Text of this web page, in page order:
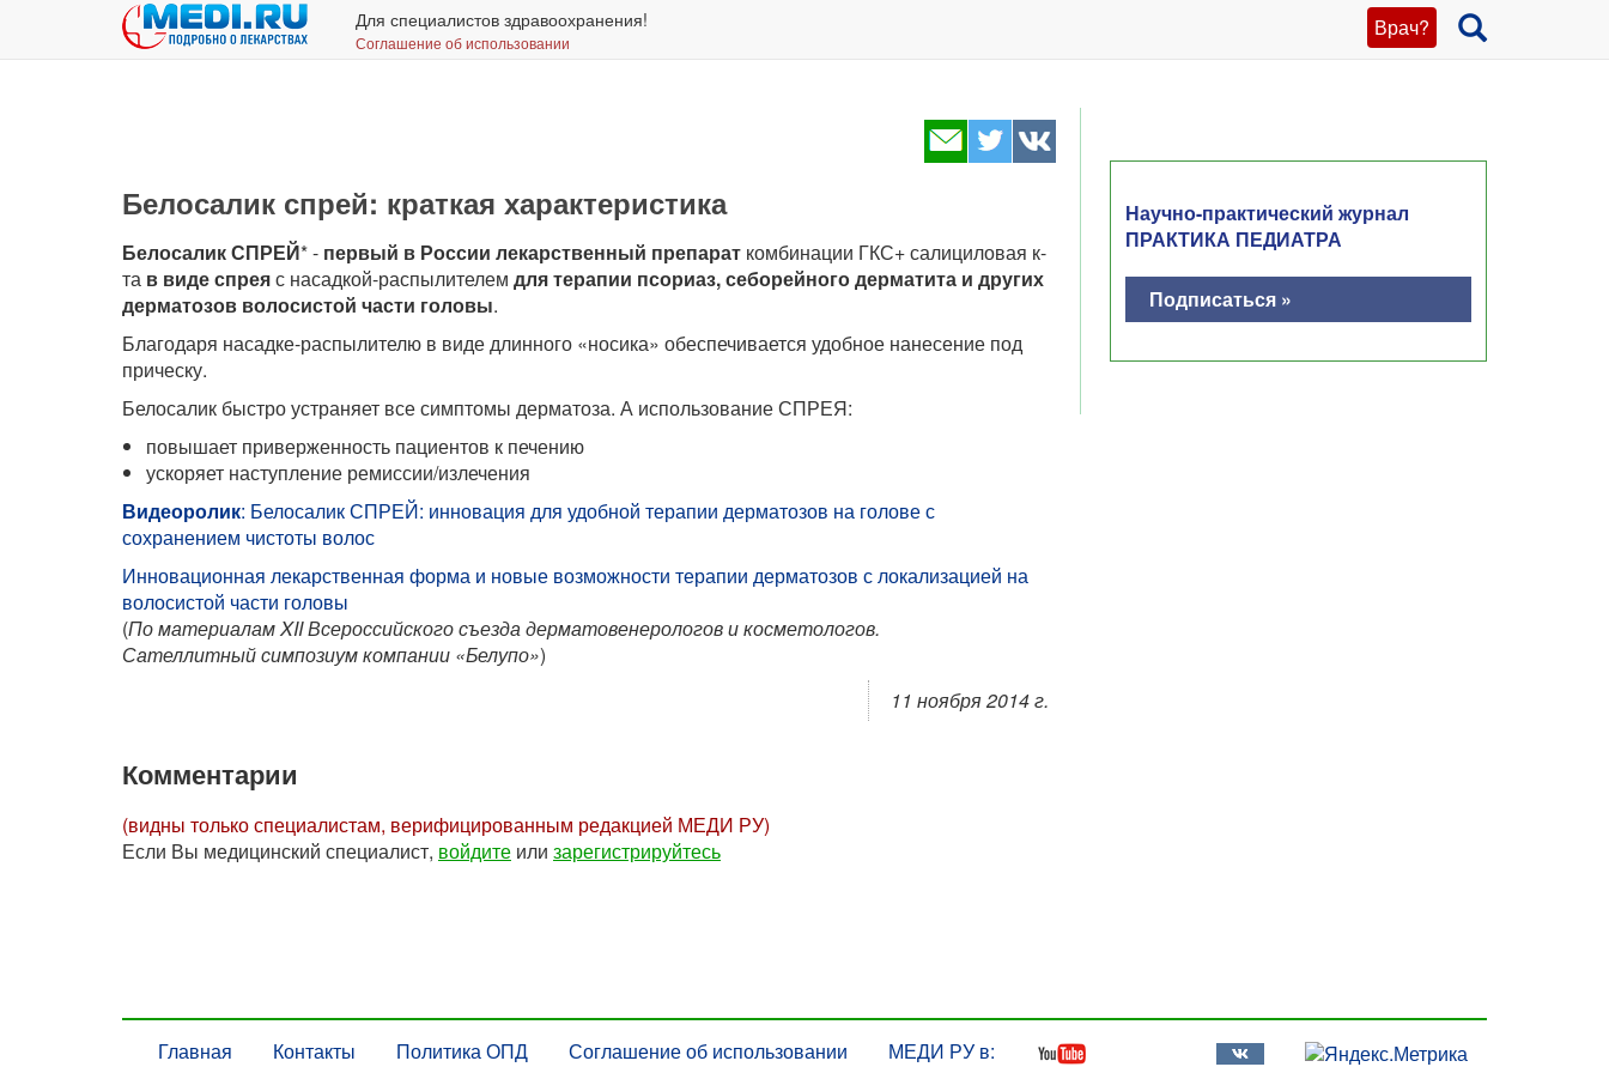
Врач?
Для специалистов здравоохранения!
Соглашение об использовании
Белосалик спрей: краткая характеристика
Белосалик СПРЕЙ* - первый в России лекарственный препарат комбинации ГКС+ салициловая к-
та в виде спреяс насадкой-распылителем для терапии псориаз, себорейного дерматита и других
дерматозов волосистой части головы.
Благодаря насадке-распылителю в виде длинного «носика» обеспечивается удобное нанесение под
прическу.
Белосалик быстро устраняет все симптомы дерматоза. А использование СПРЕЯ:
повышает приверженность пациентов к печению
ускоряет наступление ремиссии/излечения
Видеоролик: Белосалик СПРЕЙ: инновация для удобной терапии дерматозов на голове с
сохранением чистоты волос
Инновационная лекарственная форма и новые возможности терапии дерматозов с локализацией на
волосистой части головы
(По материалам XII Всероссийского съезда дерматовенерологов и косметологов.
Сателлитный симпозиум компании «Белупо»)
11 ноября 2014 г.
Комментарии
(видны только специалистам, верифицированным редакцией МЕДИ РУ)
Если Вы медицинский специалист, войдите или зарегистрируйтесь
Научно-практический журнал
ПРАКТИКА ПЕДИАТРА
Подписаться »
Главная Контакты Политика ОПД Соглашение об использовании МЕДИ РУ в: